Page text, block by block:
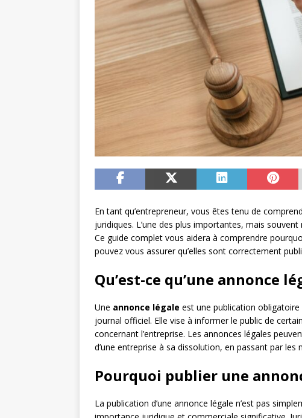
En tant qu’entrepreneur, vous êtes tenu de
juridiques. L’une des plus importantes, mais souvent
Ce guide complet vous aidera à comprendre
pouvez vous assurer qu’elles sont correctement
Qu’est-ce qu’une annonce
Une annonce légale est une publication
journal officiel. Elle vise à informer le public de
concernant l’entreprise. Les annonces légales
d’une entreprise à sa dissolution, en passant par
Pourquoi publier une
La publication d’une annonce légale n’est pas